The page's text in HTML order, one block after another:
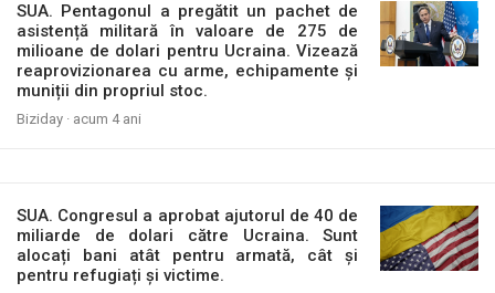
SUA. Pentagonul a pregătit un pachet de
asistență militară în valoare de 275 de
milioane de dolari pentru Ucraina. Vizează
reaprovizionarea cu arme, echipamente și
muniții din propriul stoc.
Biziday · acum 4 ani
SUA. Congresul a aprobat ajutorul de 40 de
miliarde de dolari către Ucraina. Sunt
alocați bani atât pentru armată, cât și
pentru refugiați și victime.